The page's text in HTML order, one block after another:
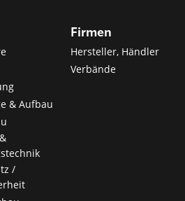
& Aufbau
/
Firmen
Hersteller, Händler
Verbände